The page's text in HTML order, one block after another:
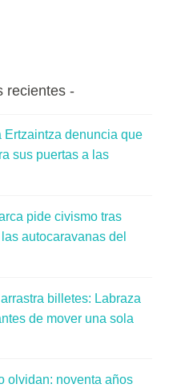
recientes
Ertzaintza denuncia que
sus puertas a las
pide civismo tras
autocaravanas del
billetes: Labraza
de mover una sola
olvidan: noventa años